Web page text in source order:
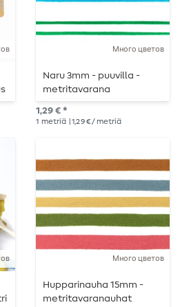
Много цветов
Naru 3mm - puuvilla -
metritavarana
1,29 € *
1 metriä | 1,29 € / metriä
Много цветов
Hupparinauha 15mm -
metritavaranauhat